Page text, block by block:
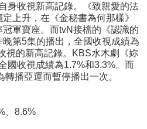
身收視新高記錄。《致親愛的法
上升，在《金秘書為何那樣》
軍寶座。而tvN接檔的《認識的
第5集的播出，全國收視成績為
視的新高記錄。KBS水木劇《妳
國收視成績為1.7%和3.3%。而
播亞運而暫停播出一次。
、8.6%